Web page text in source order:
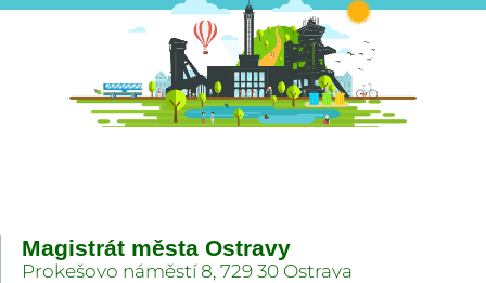
Magistrát města Ostravy
Prokešovo náměstí 8, 729 30 Ostrava